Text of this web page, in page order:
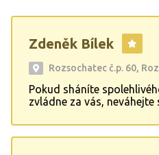
Zdeněk Bílek
Rozsochatec č.p. 60,
Pokud sháníte
zvládne za vás,
závad zásuvek až po
nebo posekání zahrady.